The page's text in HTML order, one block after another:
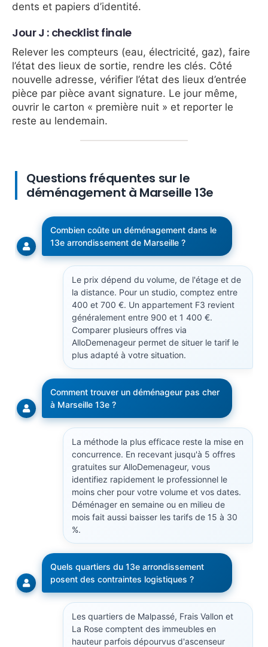
dents et papiers d’identité.
Jour J : checklist finale
Relever les compteurs (eau, électricité, gaz), faire
l’état des lieux de sortie, rendre les clés. Côté
nouvelle adresse, vérifier l’état des lieux d’entrée
pièce par pièce avant signature. Le jour même,
ouvrir le carton « première nuit » et reporter le
reste au lendemain.
Questions fréquentes sur le
déménagement à Marseille 13e
Combien coûte un déménagement dans le
13e arrondissement de Marseille ?
Le prix dépend du volume, de l'étage et de
la distance. Pour un studio, comptez entre
400 et 700 €. Un appartement F3 revient
généralement entre 900 et 1 400 €.
Comparer plusieurs offres via
AlloDemenageur permet de situer le tarif le
plus adapté à votre situation.
Comment trouver un déménageur pas cher
à Marseille 13e ?
La méthode la plus efficace reste la mise en
concurrence. En recevant jusqu'à 5 offres
gratuites sur AlloDemenageur, vous
identifiez rapidement le professionnel le
moins cher pour votre volume et vos dates.
Déménager en semaine ou en milieu de
mois fait aussi baisser les tarifs de 15 à 30
%.
Quels quartiers du 13e arrondissement
posent des contraintes logistiques ?
Les quartiers de Malpassé, Frais Vallon et
La Rose comptent des immeubles en
hauteur parfois dépourvus d'ascenseur